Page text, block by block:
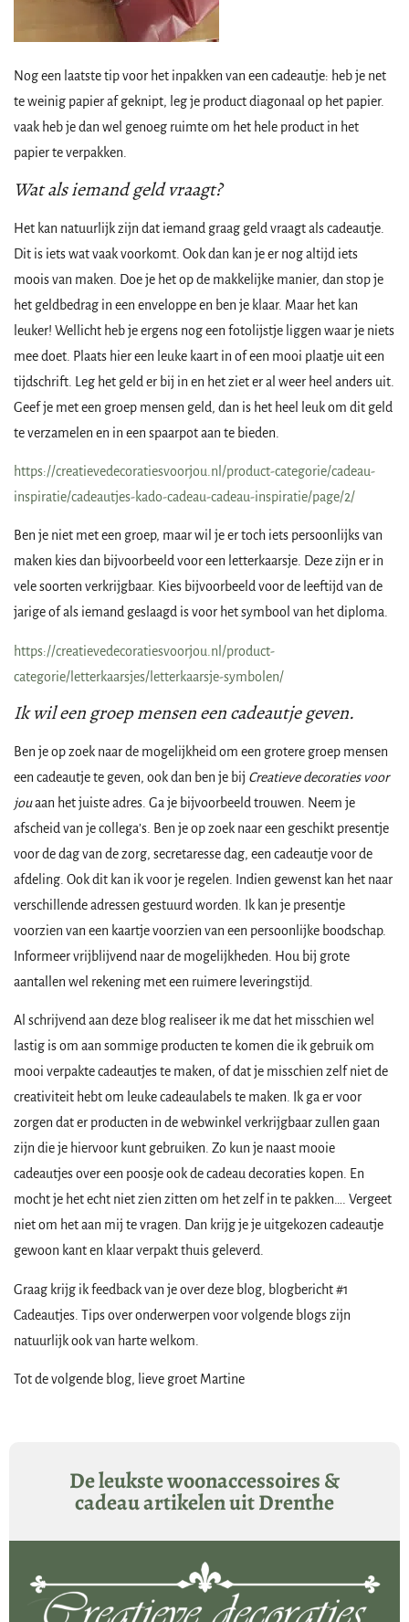
Nog een laatste tip voor het inpakken van een cadeautje: heb je net
te weinig papier af geknipt, leg je product diagonaal op het papier.
vaak heb je dan wel genoeg ruimte om het hele product in het
papier te verpakken.
Wat als iemand geld vraagt?
Het kan natuurlijk zijn dat iemand graag geld vraagt als cadeautje.
Dit is iets wat vaak voorkomt. Ook dan kan je er nog altijd iets
moois van maken. Doe je het op de makkelijke manier, dan stop je
het geldbedrag in een enveloppe en ben je klaar. Maar het kan
leuker! Wellicht heb je ergens nog een fotolijstje liggen waar je niets
mee doet. Plaats hier een leuke kaart in of een mooi plaatje uit een
tijdschrift. Leg het geld er bij in en het ziet er al weer heel anders uit.
Geef je met een groep mensen geld, dan is het heel leuk om dit geld
te verzamelen en in een spaarpot aan te bieden.
https://creatievedecoratiesvoorjou.nl/product-categorie/cadeau-
inspiratie/cadeautjes-kado-cadeau-cadeau-inspiratie/page/2/
Ben je niet met een groep, maar wil je er toch iets persoonlijks van
maken kies dan bijvoorbeeld voor een letterkaarsje. Deze zijn er in
vele soorten verkrijgbaar. Kies bijvoorbeeld voor de leeftijd van de
jarige of als iemand geslaagd is voor het symbool van het diploma.
https://creatievedecoratiesvoorjou.nl/product-
categorie/letterkaarsjes/letterkaarsje-symbolen/
Ik wil een groep mensen een cadeautje geven.
Ben je op zoek naar de mogelijkheid om een grotere groep mensen
een cadeautje te geven, ook dan ben je bij Creatieve decoraties voor
jouaan het juiste adres. Ga je bijvoorbeeld trouwen. Neem je
afscheid van je collega’s. Ben je op zoek naar een geschikt presentje
voor de dag van de zorg, secretaresse dag, een cadeautje voor de
afdeling. Ook dit kan ik voor je regelen. Indien gewenst kan het naar
verschillende adressen gestuurd worden. Ik kan je presentje
voorzien van een kaartje voorzien van een persoonlijke boodschap.
Informeer vrijblijvend naar de mogelijkheden. Hou bij grote
aantallen wel rekening met een ruimere leveringstijd.
Al schrijvend aan deze blog realiseer ik me dat het misschien wel
lastig is om aan sommige producten te komen die ik gebruik om
mooi verpakte cadeautjes te maken, of dat je misschien zelf niet de
creativiteit hebt om leuke cadeaulabels te maken. Ik ga er voor
zorgen dat er producten in de webwinkel verkrijgbaar zullen gaan
zijn die je hiervoor kunt gebruiken. Zo kun je naast mooie
cadeautjes over een poosje ook de cadeau decoraties kopen. En
mocht je het echt niet zien zitten om het zelf in te pakken…. Vergeet
niet om het aan mij te vragen. Dan krijg je je uitgekozen cadeautje
gewoon kant en klaar verpakt thuis geleverd.
Graag krijg ik feedback van je over deze blog, blogbericht #1
Cadeautjes. Tips over onderwerpen voor volgende blogs zijn
natuurlijk ook van harte welkom.
Tot de volgende blog, lieve groet Martine
De leukste woonaccessoires &
cadeau artikelen uit Drenthe